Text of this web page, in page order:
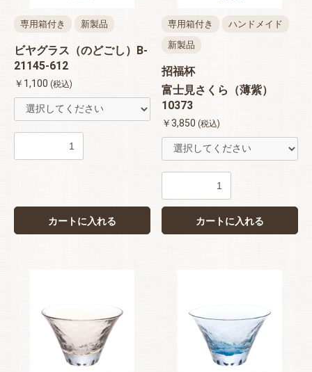
専用箱付き 新製品
ビヤグラス（のどごし）B-
21145-612
￥1,100 (税込)
カートに入れる
専用箱付き
ハンドメイド
新製品
招福杯
富士見さくら（薄紫）
10373
￥3,850 (税込)
カートに入れる